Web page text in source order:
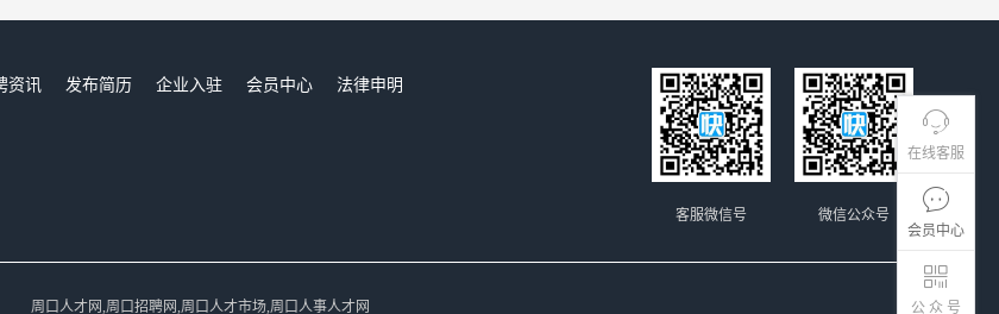
在线客服
会员中心
公 众 号
资讯 发布简历 企业入驻 会员中心
法律申明
微信公众号
客服微信号
周口人才网,周口招聘网,周口人才市场,周口人事人才网